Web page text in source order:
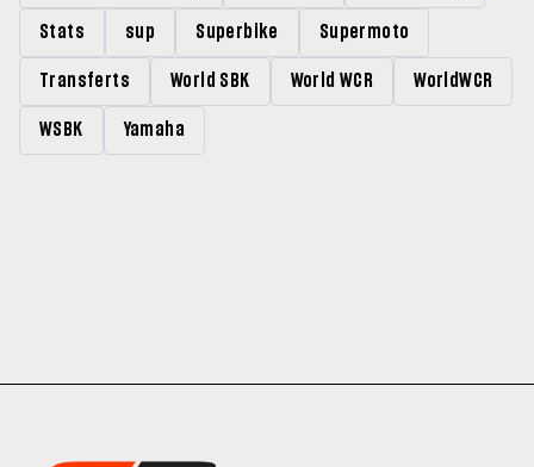
Stats sup Superbike Supermoto
Transferts World SBK World WCR WorldWCR
WSBK Yamaha